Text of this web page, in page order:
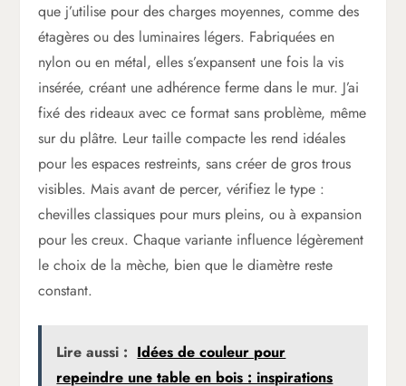
que j’utilise pour des charges moyennes, comme des
étagères ou des luminaires légers. Fabriquées en
nylon ou en métal, elles s’expansent une fois la vis
insérée, créant une adhérence ferme dans le mur. J’ai
fixé des rideaux avec ce format sans problème, même
sur du plâtre. Leur taille compacte les rend idéales
pour les espaces restreints, sans créer de gros trous
visibles. Mais avant de percer, vérifiez le type :
chevilles classiques pour murs pleins, ou à expansion
pour les creux. Chaque variante influence légèrement
le choix de la mèche, bien que le diamètre reste
constant.
Lire aussi : Idées de couleur pour
repeindre une table en bois : inspirations